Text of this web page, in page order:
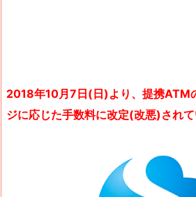
2018年10月7日(日)より、提携ATM
ジに応じた手数料に改定(改悪)されて